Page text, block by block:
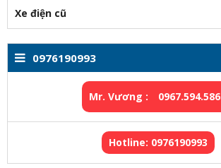
Xe điện cũ
0976190993
Mr. Vương : 0967.594.586
Hotline: 0976190993